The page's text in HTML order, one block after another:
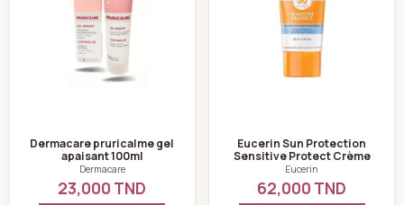
Dermacare pruricalme gel
apaisant 100ml
Dermacare
23,000 TND
Eucerin Sun Protection
Sensitive Protect Crème
SPF50+ 50 ml
Eucerin
62,000 TND